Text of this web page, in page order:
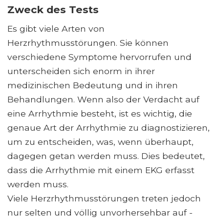
Zweck des Tests
Es gibt viele Arten von
Herzrhythmusstörungen. Sie können
verschiedene Symptome hervorrufen und
unterscheiden sich enorm in ihrer
medizinischen Bedeutung und in ihren
Behandlungen. Wenn also der Verdacht auf
eine Arrhythmie besteht, ist es wichtig, die
genaue Art der Arrhythmie zu diagnostizieren,
um zu entscheiden, was, wenn überhaupt,
dagegen getan werden muss. Dies bedeutet,
dass die Arrhythmie mit einem EKG erfasst
werden muss.
Viele Herzrhythmusstörungen treten jedoch
nur selten und völlig unvorhersehbar auf -